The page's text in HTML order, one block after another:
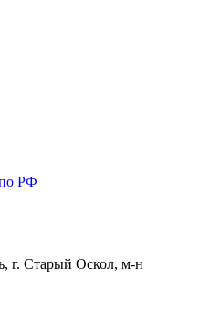
РФ
г. Старый Оскол, м-н